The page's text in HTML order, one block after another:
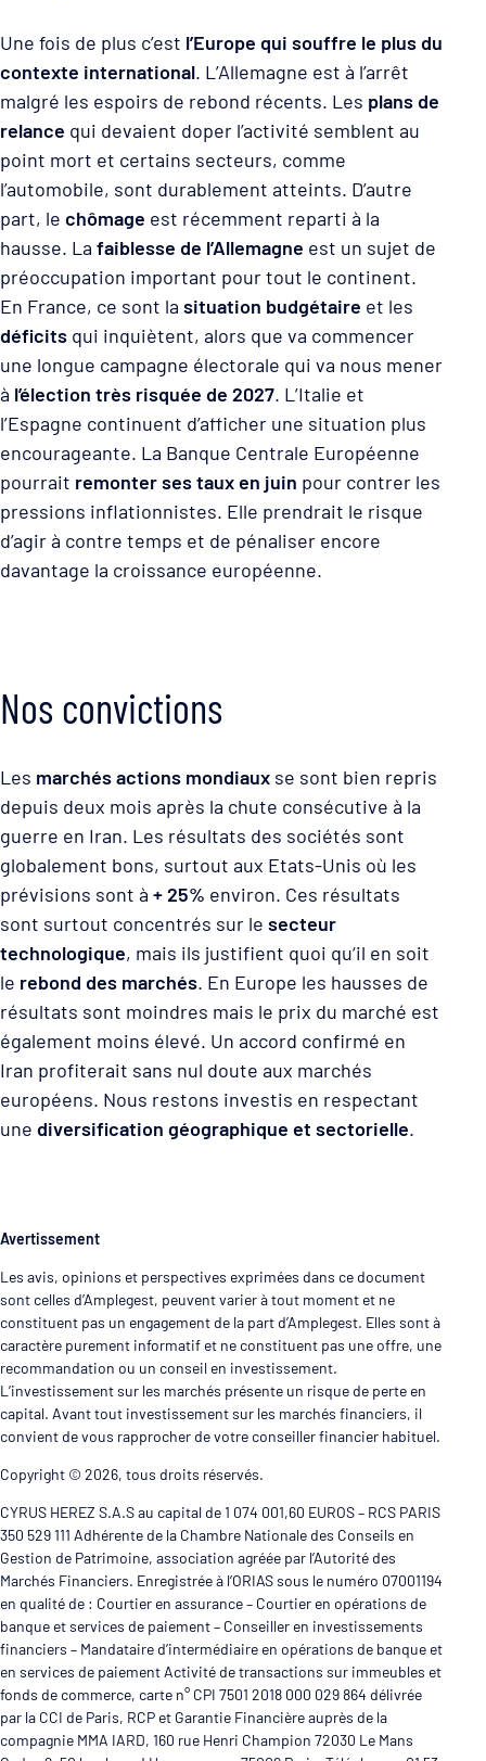
Une fois de plus c’est l’Europe qui souffre le plus du
contexte international. L’Allemagne est à l’arrêt
malgré les espoirs de rebond récents. Les plans de
relance qui devaient doper l’activité semblent au
point mort et certains secteurs, comme
l’automobile, sont durablement atteints. D’autre
part, le chômage est récemment reparti à la
hausse. La faiblesse de l’Allemagne est un sujet de
préoccupation important pour tout le continent.
En France, ce sont la situation budgétaire et les
déficits qui inquiètent, alors que va commencer
une longue campagne électorale qui va nous mener
à l’élection très risquée de 2027. L’Italie et
l’Espagne continuent d’afficher une situation plus
encourageante. La Banque Centrale Européenne
pourrait remonter ses taux en juin pour contrer les
pressions inflationnistes. Elle prendrait le risque
d’agir à contre temps et de pénaliser encore
davantage la croissance européenne.
Nos convictions
Les marchés actions mondiaux se sont bien repris
depuis deux mois après la chute consécutive à la
guerre en Iran. Les résultats des sociétés sont
globalement bons, surtout aux Etats-Unis où les
prévisions sont à + 25% environ. Ces résultats
sont surtout concentrés sur le secteur
technologique, mais ils justifient quoi qu‘il en soit
le rebond des marchés. En Europe les hausses de
résultats sont moindres mais le prix du marché est
également moins élevé. Un accord confirmé en
Iran profiterait sans nul doute aux marchés
européens. Nous restons investis en respectant
une diversification géographique et sectorielle.
Avertissement
Les avis, opinions et perspectives exprimées dans ce document
sont celles d’Amplegest, peuvent varier à tout moment et ne
constituent pas un engagement de la part d’Amplegest. Elles sont à
caractère purement informatif et ne constituent pas une offre, une
recommandation ou un conseil en investissement.
L’investissement sur les marchés présente un risque de perte en
capital. Avant tout investissement sur les marchés financiers, il
convient de vous rapprocher de votre conseiller financier habituel.
Copyright © 2026, tous droits réservés.
CYRUS HEREZ S.A.S au capital de 1 074 001,60 EUROS – RCS PARIS
350 529 111 Adhérente de la Chambre Nationale des Conseils en
Gestion de Patrimoine, association agréée par l’Autorité des
Marchés Financiers. Enregistrée à l’ORIAS sous le numéro 07001194
en qualité de : Courtier en assurance – Courtier en opérations de
banque et services de paiement – Conseiller en investissements
financiers – Mandataire d’intermédiaire en opérations de banque et
en services de paiement Activité de transactions sur immeubles et
fonds de commerce, carte n° CPI 7501 2018 000 029 864 délivrée
par la CCI de Paris, RCP et Garantie Financière auprès de la
compagnie MMA IARD, 160 rue Henri Champion 72030 Le Mans